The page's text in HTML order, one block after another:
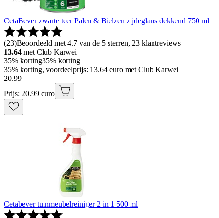
CetaBever zwarte teer Palen & Bielzen zijdeglans dekkend 750 ml
(23)Beoordeeld met 4.7 van de 5 sterren, 23 klantreviews
13.64 met Club Karwei
35% korting35% korting
35% korting, voordeelprijs: 13.64 euro met Club Karwei
20.99
Prijs: 20.99 euro
Cetabever tuinmeubelreiniger 2 in 1 500 ml